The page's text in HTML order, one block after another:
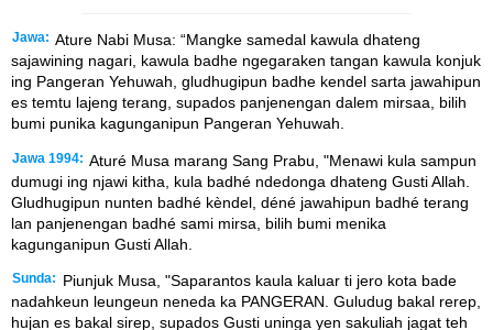
Jawa: Ature Nabi Musa: “Mangke samedal kawula dhateng
sajawining nagari, kawula badhe ngegaraken tangan kawula konjuk
ing Pangeran Yehuwah, gludhugipun badhe kendel sarta jawahipun
es temtu lajeng terang, supados panjenengan dalem mirsaa, bilih
bumi punika kagunganipun Pangeran Yehuwah.
Jawa 1994: Aturé Musa marang Sang Prabu, "Menawi kula sampun
dumugi ing njawi kitha, kula badhé ndedonga dhateng Gusti Allah.
Gludhugipun nunten badhé kèndel, déné jawahipun badhé terang
lan panjenengan badhé sami mirsa, bilih bumi menika
kagunganipun Gusti Allah.
Sunda:
Piunjuk Musa, "Saparantos kaula kaluar ti jero kota bade
nadahkeun leungeun neneda ka PANGERAN. Guludug bakal rerep,
hujan es bakal sirep, supados Gusti uninga yen sakuliah jagat teh